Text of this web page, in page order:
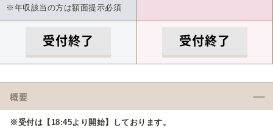
※年収該当の方は額面提示必須
受付終了 受付終了
概要
※受付は【18:45より開始】しております。